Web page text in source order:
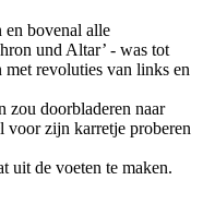
en bovenal alle
und Altar’ - was tot
revoluties van links en
zou doorbladeren naar
voor zijn karretje proberen
uit de voeten te maken.